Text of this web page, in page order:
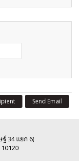
Send Email
34 แยก 6)